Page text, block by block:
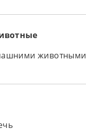
животными